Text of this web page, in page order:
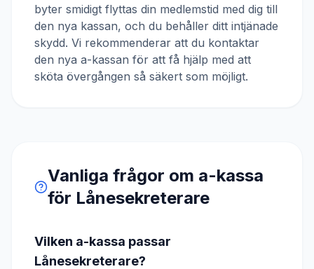
byter smidigt flyttas din medlemstid med dig till
den nya kassan, och du behåller ditt intjänade
skydd. Vi rekommenderar att du kontaktar
den nya a-kassan för att få hjälp med att
sköta övergången så säkert som möjligt.
Vanliga frågor om a-kassa
för Lånesekreterare
Vilken a-kassa passar
Lånesekreterare?